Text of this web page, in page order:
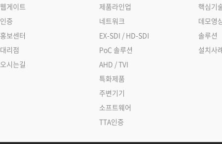
웹게이트
인증
홍보센터
대리점
오시는길
제품라인업
네트워크
EX-SDI / HD-SDI
PoC 솔루션
AHD / TVI
특화제품
주변기기
소프트웨어
TTA인증
핵심기
데모영
솔루션
설치사